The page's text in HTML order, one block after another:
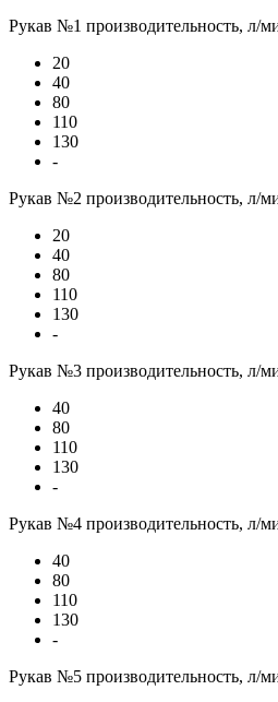
Рукав №1 производительность, л/
20
40
80
110
130
-
Рукав №2 производительность, л/
20
40
80
110
130
-
Рукав №3 производительность, л/
40
80
110
130
-
Рукав №4 производительность, л/
40
80
110
130
-
Рукав №5 производительность, л/